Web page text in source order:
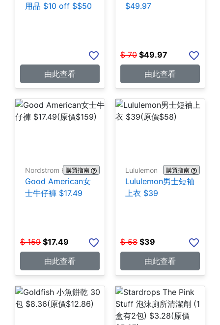
用品 $10 off $$50
由此查看
$49.97
$ 70 $49.97
由此查看
Nordstrom Rack購買指南
Good American女
士牛仔褲 $17.49
$ 159 $17.49
由此查看
Lululemon 購買指南
Lululemon男士短袖
上衣 $39
$ 58 $39
由此查看